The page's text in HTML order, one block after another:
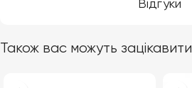
Відгуки
Також вас можуть зацікавити